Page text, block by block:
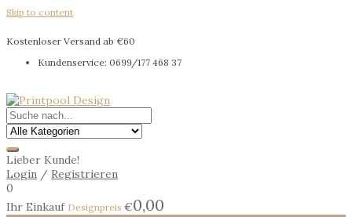
Skip to content
Kostenloser Versand ab €60
Kundenservice: 0699/177 468 37
Lieber Kunde!
Login / Registrieren
0
Ihr Einkauf
€0,00